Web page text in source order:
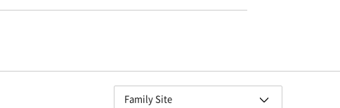
Family Site
교원그룹